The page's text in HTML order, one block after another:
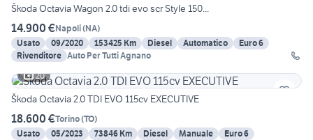
Škoda Octavia Wagon 2.0 tdi evo scr Style 150...
14.900 €Napoli(NA)
Usato
09/2020 153425 Km Diesel Automatico
Euro 6
Rivenditore Auto Per Tutti Agnano
20
Škoda Octavia 2.0 TDI EVO 115cv EXECUTIVE
18.600 €Torino(TO)
Usato
05/2023 73846 Km Diesel Manuale
Euro 6